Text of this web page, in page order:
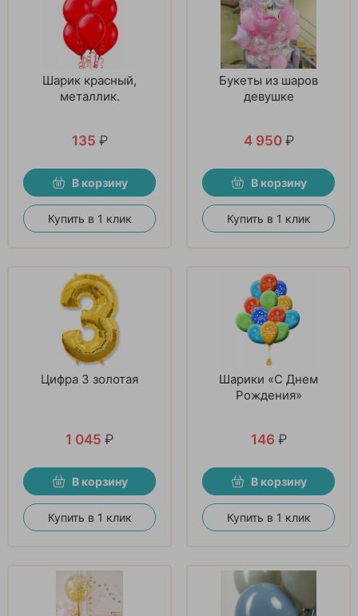
Шарик красный,
металлик.
135 ₽
В корзину
Купить в 1 клик
Букеты из шаров
девушке
4 950 ₽
В корзину
Купить в 1 клик
Цифра 3 золотая
1 045 ₽
В корзину
Купить в 1 клик
Шарики «С Днем
Рождения»
146 ₽
В корзину
Купить в 1 клик